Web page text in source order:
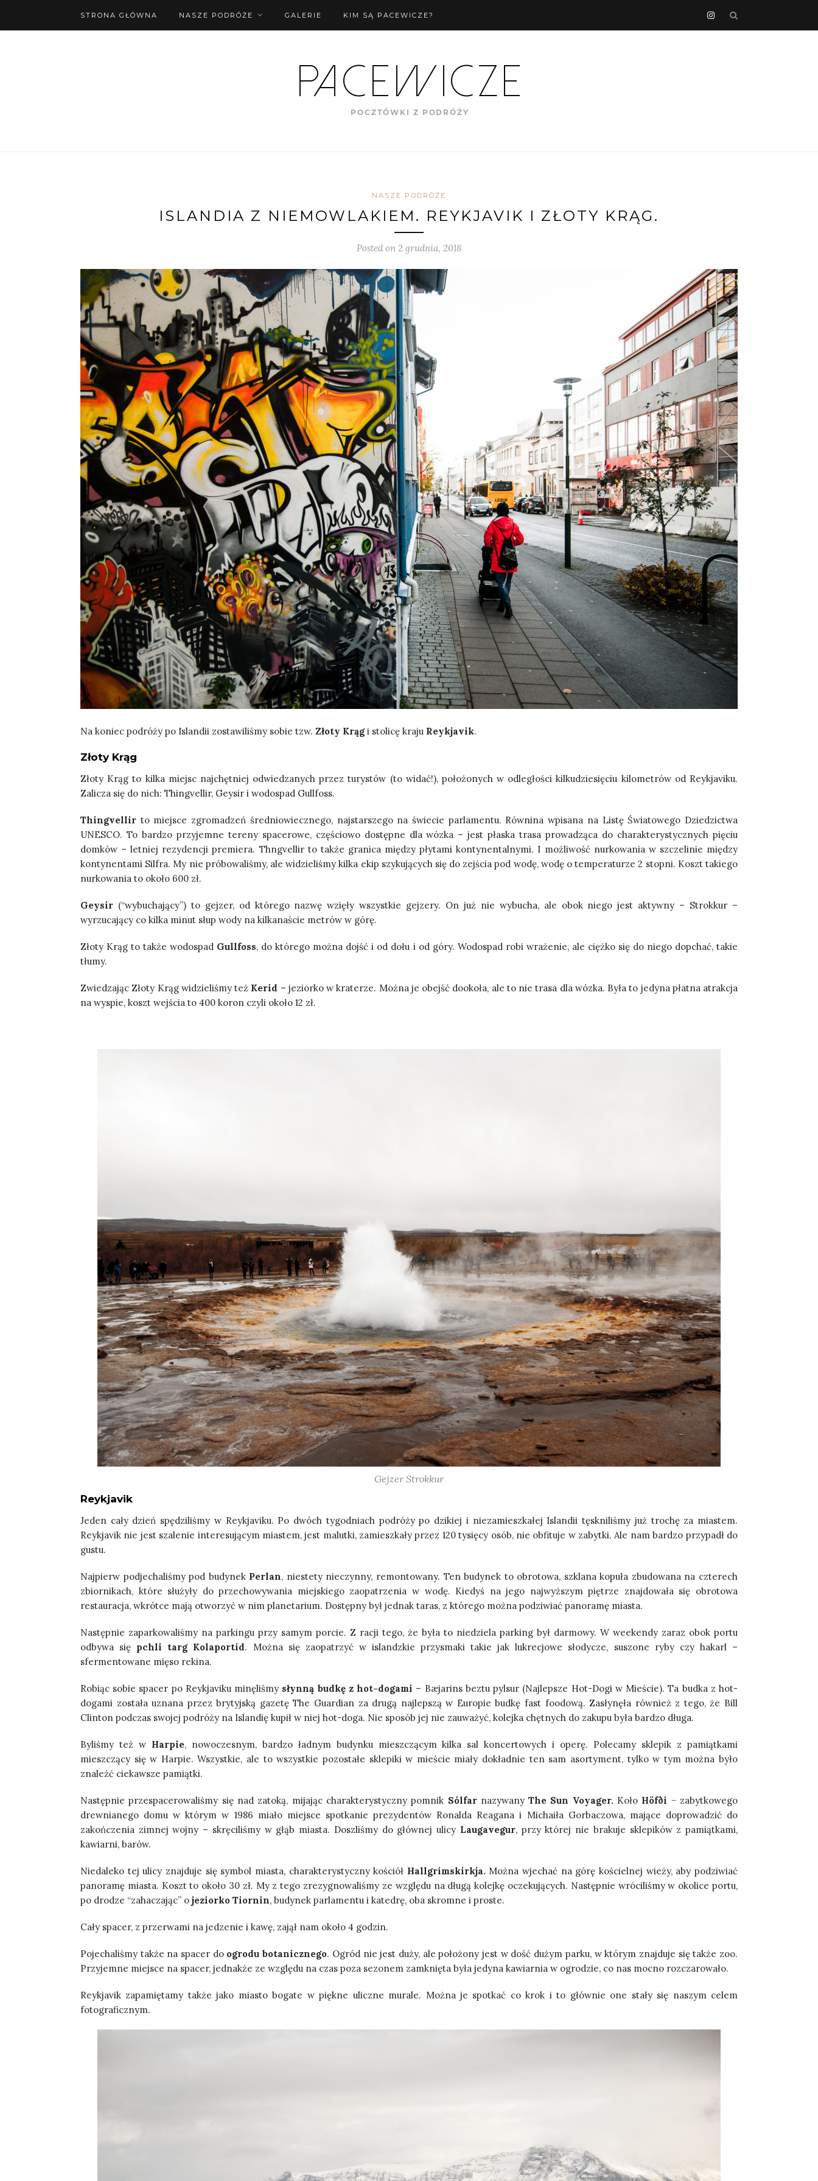
STRONA GŁÓWNA NASZE PODRÓŻE GALERIE KIM SĄ PACEWICZE?
NASZE PODRÓŻE
ISLANDIA Z NIEMOWLAKIEM. REYKJAVIK I ZŁOTY KRĄG.
Posted on 2 grudnia, 2018
Na koniec podróży po Islandii zostawiliśmy sobie tzw. Złoty Krągi stolicę kraju Reykjavik.
Złoty Krąg
Złoty Krąg to kilka miejsc najchętniej odwiedzanych przez turystów (to widać!), położonych w odległości kilkudziesięciu kilometrów od Reykjaviku.
Zalicza się do nich: Thingvellir, Geysir i wodospad Gullfoss.
Thingvellir to miejsce zgromadzeń średniowiecznego, najstarszego na świecie parlamentu. Równina wpisana na Listę Światowego Dziedzictwa
UNESCO. To bardzo przyjemne tereny spacerowe, częściowo dostępne dla wózka – jest płaska trasa prowadząca do charakterystycznych pięciu
domków – letniej rezydencji premiera. Thngvellir to także granica między płytami kontynentalnymi. I możliwość nurkowania w szczelinie między
kontynentami Silfra. My nie próbowaliśmy, ale widzieliśmy kilka ekip szykujących się do zejścia pod wodę, wodę o temperaturze 2 stopni. Koszt takiego
nurkowania to około 600 zł.
Geysir (“wybuchający”) to gejzer, od którego nazwę wzięły wszystkie gejzery. On już nie wybucha, ale obok niego jest aktywny – Strokkur –
wyrzucający co kilka minut słup wody na kilkanaście metrów w górę.
Złoty Krąg to także wodospad Gullfoss, do którego można dojść i od dołu i od góry. Wodospad robi wrażenie, ale ciężko się do niego dopchać, takie
tłumy.
Zwiedzając Złoty Krąg widzieliśmy też Kerid – jeziorko w kraterze. Można je obejść dookoła, ale to nie trasa dla wózka. Była to jedyna płatna atrakcja
na wyspie, koszt wejścia to 400 koron czyli około 12 zł.
Gejzer Strokkur
Reykjavik
Jeden cały dzień spędziliśmy w Reykjaviku. Po dwóch tygodniach podróży po dzikiej i niezamieszkałej Islandii tęskniliśmy już trochę za miastem.
Reykjavik nie jest szalenie interesującym miastem, jest malutki, zamieszkały przez 120 tysięcy osób, nie obfituje w zabytki. Ale nam bardzo przypadł do
gustu.
Najpierw podjechaliśmy pod budynek Perlan, niestety nieczynny, remontowany. Ten budynek to obrotowa, szklana kopuła zbudowana na czterech
zbiornikach, które służyły do przechowywania miejskiego zaopatrzenia w wodę. Kiedyś na jego najwyższym piętrze znajdowała się obrotowa
restauracja, wkrótce mają otworzyć w nim planetarium. Dostępny był jednak taras, z którego można podziwiać panoramę miasta.
Następnie zaparkowaliśmy na parkingu przy samym porcie. Z racji tego, że była to niedziela parking był darmowy. W weekendy zaraz obok portu
odbywa się pchli targ Kolaportid. Można się zaopatrzyć w islandzkie przysmaki takie jak lukrecjowe słodycze, suszone ryby czy hakarl –
sfermentowane mięso rekina.
Robiąc sobie spacer po Reykjaviku minęliśmy słynną budkę z hot-dogami – Bæjarins beztu pylsur (Najlepsze Hot-Dogi w Mieście). Ta budka z hot-
dogami została uznana przez brytyjską gazetę The Guardian za drugą najlepszą w Europie budkę fast foodową. Zasłynęła również z tego, że Bill
Clinton podczas swojej podróży na Islandię kupił w niej hot-doga. Nie sposób jej nie zauważyć, kolejka chętnych do zakupu była bardzo długa.
Byliśmy też w Harpie, nowoczesnym, bardzo ładnym budynku mieszczącym kilka sal koncertowych i operę. Polecamy sklepik z pamiątkami
mieszczący się w Harpie. Wszystkie, ale to wszystkie pozostałe sklepiki w mieście miały dokładnie ten sam asortyment, tylko w tym można było
znaleźć ciekawsze pamiątki.
Następnie przespacerowaliśmy się nad zatoką, mijając charakterystyczny pomnik SólfarnazywanyThe Sun Voyager. Koło Höfði − zabytkowego
drewnianego domu w którym w 1986 miało miejsce spotkanie prezydentów Ronalda Reagana i Michaiła Gorbaczowa, mające doprowadzić do
zakończenia zimnej wojny – skręciliśmy w głąb miasta. Doszliśmy do głównej ulicy Laugavegur, przy której nie brakuje sklepików z pamiątkami,
kawiarni, barów.
Niedaleko tej ulicy znajduje się symbol miasta, charakterystyczny kościół Hallgrímskirkja. Można wjechać na górę kościelnej wieży, aby podziwiać
panoramę miasta. Koszt to około 30 zł. My z tego zrezygnowaliśmy ze względu na długą kolejkę oczekujących. Następnie wróciliśmy w okolice portu,
po drodze “zahaczając” o jeziorko Tiornin, budynek parlamentu i katedrę, oba skromne i proste.
Cały spacer, z przerwami na jedzenie i kawę, zajął nam około 4 godzin.
Pojechaliśmy także na spacer do ogrodu botanicznego. Ogród nie jest duży, ale położony jest w dość dużym parku, w którym znajduje się także zoo.
Przyjemne miejsce na spacer, jednakże ze względu na czas poza sezonem zamknięta była jedyna kawiarnia w ogrodzie, co nas mocno rozczarowało.
Reykjavik zapamiętamy także jako miasto bogate w piękne uliczne murale. Można je spotkać co krok i to głównie one stały się naszym celem
fotograficznym.